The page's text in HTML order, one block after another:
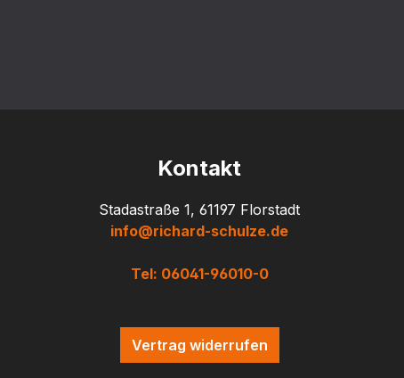
Kontakt
Stadastraße 1, 61197 Florstadt
info@richard-schulze.de
Tel: 06041-96010-0
Vertrag widerrufen